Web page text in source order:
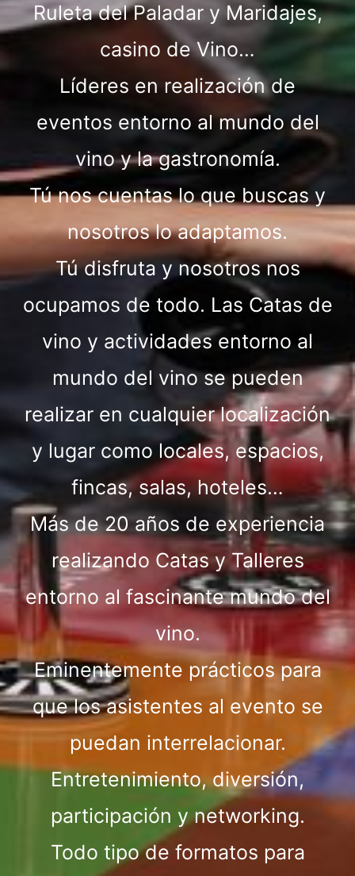
Ruleta del Paladar y Maridajes,
casino de Vino…
Líderes en realización de
eventos entorno al mundo del
vino y la gastronomía.
Tú nos cuentas lo que buscas y
nosotros lo adaptamos.
Tú disfruta y nosotros nos
ocupamos de todo. Las Catas de
vino y actividades entorno al
mundo del vino se pueden
realizar en cualquier localización
y lugar como locales, espacios,
fincas, salas, hoteles…
Más de 20 años de experiencia
realizando Catas y Talleres
entorno al fascinante mundo del
vino.
Eminentemente prácticos para
que los asistentes al evento se
puedan interrelacionar.
Entretenimiento, diversión,
participación y networking.
Todo tipo de formatos para